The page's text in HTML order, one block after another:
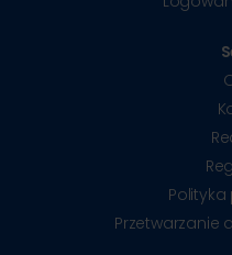
Przetwarzanie